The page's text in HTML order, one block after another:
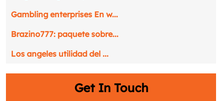
Gambling enterprises En w...
Brazino777: paquete sobre...
Los angeles utilidad del ...
Get In Touch